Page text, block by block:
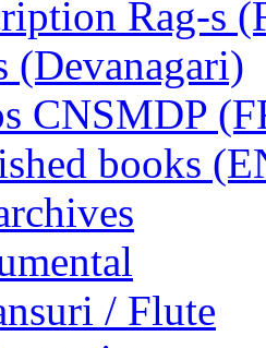
Rag-s
(Devanagari)
CNSMDP
books
/ Flute